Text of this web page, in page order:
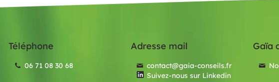
Téléphone
06 71 08 30 68
Adresse mail
contact@gaia-conseils.fr
Suivez-nous sur Linkedin
Gaïa